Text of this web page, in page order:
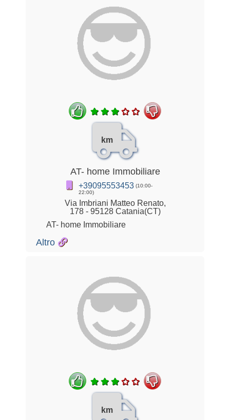
km
AT- home Immobiliare
+39095553453 (10:00-
22:00)
Via Imbriani Matteo Renato,
178 - 95128 Catania(CT)
AT- home Immobiliare
Altro
km